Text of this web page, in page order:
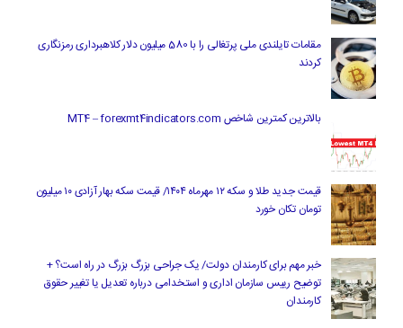
مقامات تایلندی ملی پرتغالی را با 580 میلیون دلار کلاهبرداری رمزنگاری
کردند
بالاترین کمترین شاخص MT4 – forexmt4indicators.com
قیمت جدید طلا و سکه ۱۲ مهرماه ۱۴۰۴/ قیمت سکه بهار آزادی ۱۰ میلیون
تومان تکان خورد
خبر مهم برای کارمندان دولت/ یک جراحی بزرگ بزرگ در راه است؟ +
توضیح رییس سازمان اداری و استخدامی درباره تعدیل یا تغییر حقوق
کارمندان